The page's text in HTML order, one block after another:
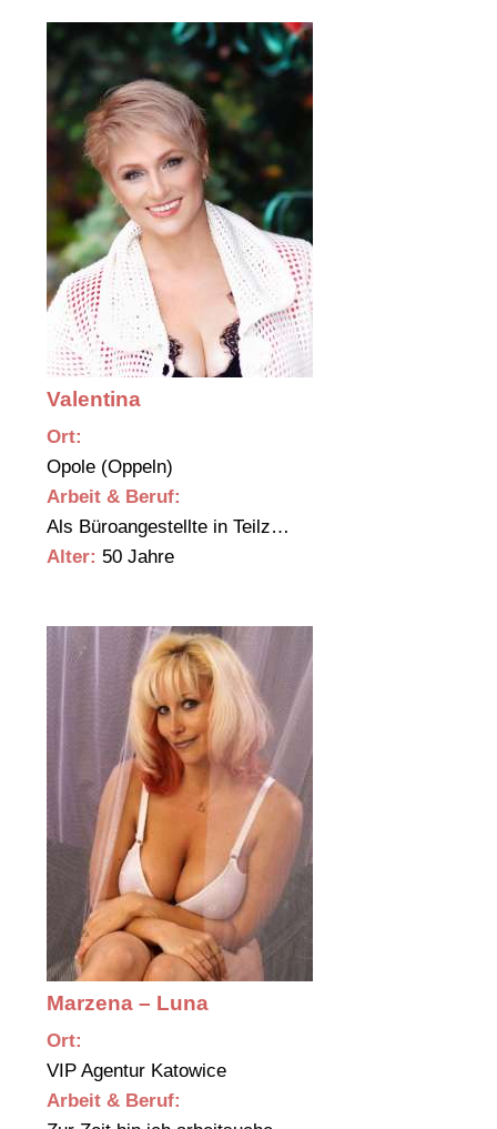
Valentina
Ort:
Opole (Oppeln)
Arbeit & Beruf:
Als Büroangestellte in Teilz…
Alter: 50 Jahre
Marzena – Luna
Ort:
VIP Agentur Katowice
Arbeit & Beruf: